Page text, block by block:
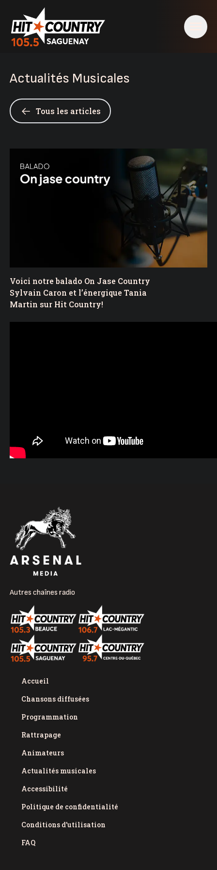
Actualités Musicales
Tous les articles
Voici notre balado On Jase Country
Sylvain Caron et l’énergique Tania
Martin sur Hit Country!
Autres chaînes radio
Accueil
Chansons diffusées
Programmation
Rattrapage
Animateurs
Actualités musicales
Accessibilité
Politique de confidentialité
Conditions d'utilisation
FAQ